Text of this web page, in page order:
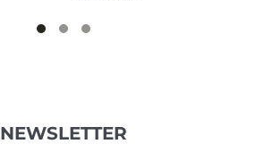
NEWSLETTER